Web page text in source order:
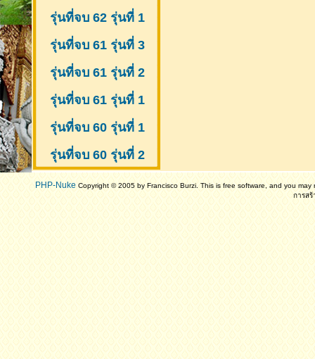
รุ่นที่จบ 62 รุ่นที่ 1
รุ่นที่จบ 61 รุ่นที่ 3
รุ่นที่จบ 61 รุ่นที่ 2
รุ่นที่จบ 61รุ่นที่ 1
รุ่นที่จบ 60 รุ่นที่ 1
รุ่นที่จบ 60 รุ่นที่ 2
PHP-NukeCopyright © 2005 by Francisco Burzi. This is free software, and you
การส